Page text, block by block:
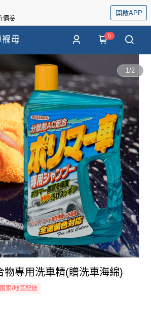
價卷
開啟APP
0
1/2
物專用洗車精(贈洗車海綿)
國家/地區配送